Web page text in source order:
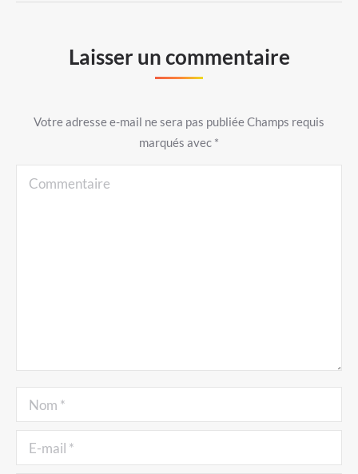
Laisser un commentaire
Votre adresse e-mail ne sera pas publiée Champs requis
marqués avec *
Commentaire
Nom *
E-mail *